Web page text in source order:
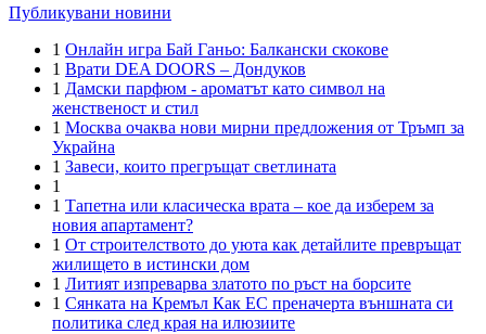
Публикувани новини
1 Онлайн игра Бай Ганьо: Балкански скокове
1 Врати DEA DOORS – Дондуков
1 Дамски парфюм - ароматът като символ на
женственост и стил
1 Москва очаква нови мирни предложения от Тръмп за
Украйна
1 Завеси, които прегръщат светлината
1
1 Тапетна или класическа врата – кое да изберем за
новия апартамент?
1 От строителството до уюта как детайлите превръщат
жилището в истински дом
1 Литият изпреварва златото по ръст на борсите
1 Сянката на Кремъл Как ЕС преначерта външната си
политика след края на илюзиите